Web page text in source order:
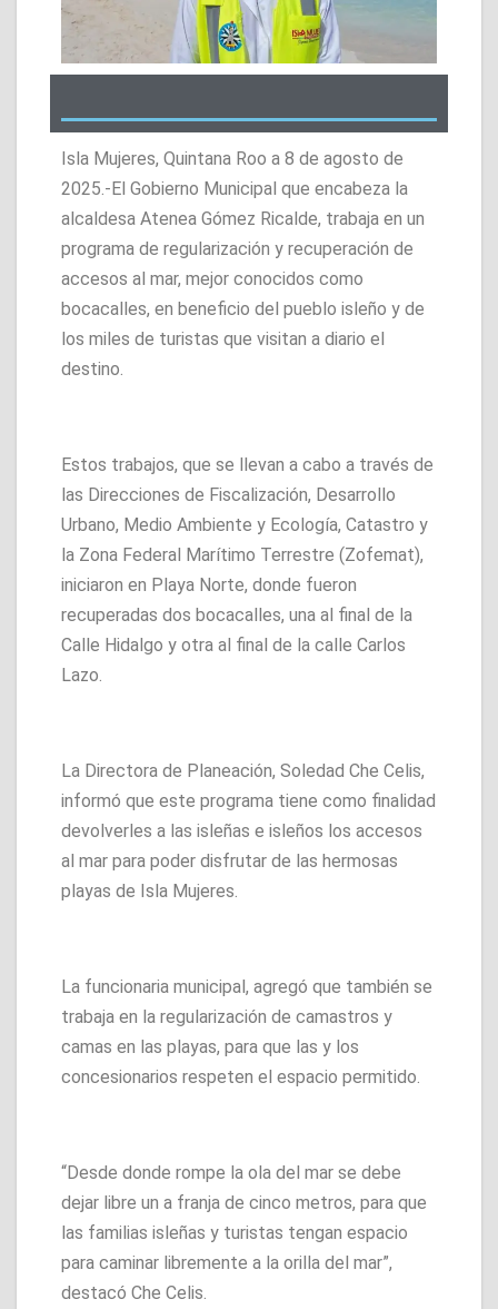
Isla Mujeres, Quintana Roo a 8 de agosto de
2025.-El Gobierno Municipal que encabeza la
alcaldesa Atenea Gómez Ricalde, trabaja en un
programa de regularización y recuperación de
accesos al mar, mejor conocidos como
bocacalles, en beneficio del pueblo isleño y de
los miles de turistas que visitan a diario el
destino.
Estos trabajos, que se llevan a cabo a través de
las Direcciones de Fiscalización, Desarrollo
Urbano, Medio Ambiente y Ecología, Catastro y
la Zona Federal Marítimo Terrestre (Zofemat),
iniciaron en Playa Norte, donde fueron
recuperadas dos bocacalles, una al final de la
Calle Hidalgo y otra al final de la calle Carlos
Lazo.
La Directora de Planeación, Soledad Che Celis,
informó que este programa tiene como finalidad
devolverles a las isleñas e isleños los accesos
al mar para poder disfrutar de las hermosas
playas de Isla Mujeres.
La funcionaria municipal, agregó que también se
trabaja en la regularización de camastros y
camas en las playas, para que las y los
concesionarios respeten el espacio permitido.
“Desde donde rompe la ola del mar se debe
dejar libre un a franja de cinco metros, para que
las familias isleñas y turistas tengan espacio
para caminar libremente a la orilla del mar”,
destacó Che Celis.